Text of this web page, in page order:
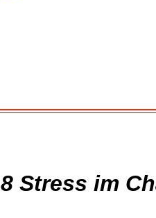
8 Stress im